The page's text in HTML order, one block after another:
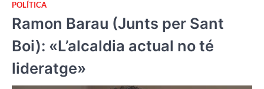
POLÍTICA
Ramon Barau (Junts per Sant
Boi): «L’alcaldia actual no té
lideratge»